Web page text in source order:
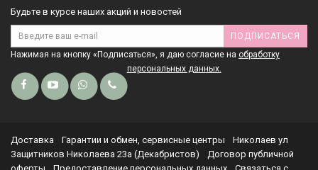
Будьте в курсе наших акций и новостей
ПОДПИСАТЬСЯ
Нажимая на кнопку «Подписаться», я даю cогласие на обработку
персональных данных.
Доставка Гарантии и обмен, сервисные центры
Николаев ул
Защитников Николаева 23а (Декабристов)
Договор публичной